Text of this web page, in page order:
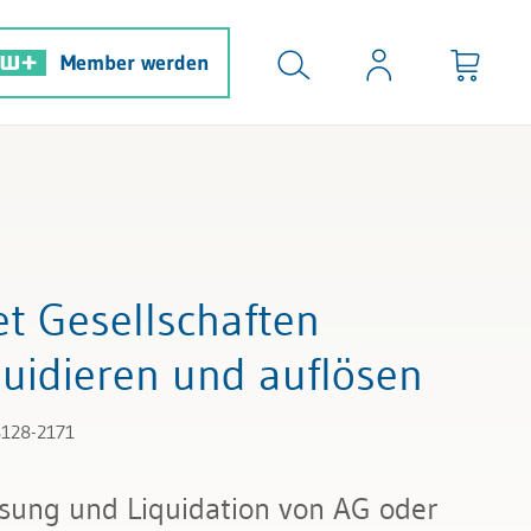
Member werden
Gesellschaften
und auflösen
2171
und Liquidation von AG oder